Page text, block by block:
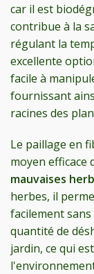
car il est
contribue à la
régulant la
excellente
facile à
fournissant
racines des
Le paillage en
moyen efficace
mauvaises
herbes, il
facilement
quantité de
jardin, ce qui